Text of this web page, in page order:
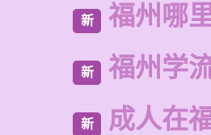
新 福州哪
新 福州学
新 成人在